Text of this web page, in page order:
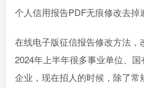
个人信用报告PDF无痕修改去掉
在线电子版征信报告修改方法，
2024年上半年很多事业单位、
企业，现在招人的时候，除了